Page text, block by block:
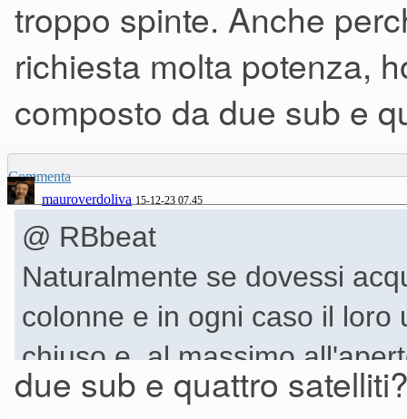
preparava velocemente a
stata una preziosa
che porto in giro per locali
troppo spinte. Anche
richiesta molta potenza,
composto da due sub e
Commenta
mauroverdoliva 15-12-23 07.45
@ RBbeat
Naturalmente se dovessi
colonne e in ogni caso il loro
chiuso e, al massimo
Anche perché per quelle
due sub e quattro